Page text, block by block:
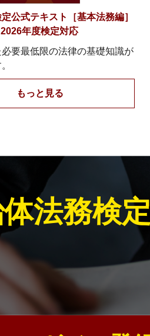
公式テキスト［基本法務編］
2026年度検定対応
要最低限の法律の基礎知識が
もっと見る
法務検定